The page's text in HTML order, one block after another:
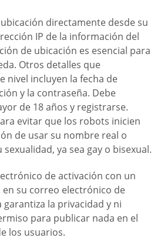
directamente desde su
IP de la información del
de ubicación es esencial para
Otros detalles que
nivel incluyen la fecha de
y la contraseña. Debe
de 18 años y registrarse.
evitar que los robots inicien
de usar su nombre real o
ya sea gay o bisexual.
de activación con un
su correo electrónico de
la privacidad y ni
para publicar nada en el
los usuarios.